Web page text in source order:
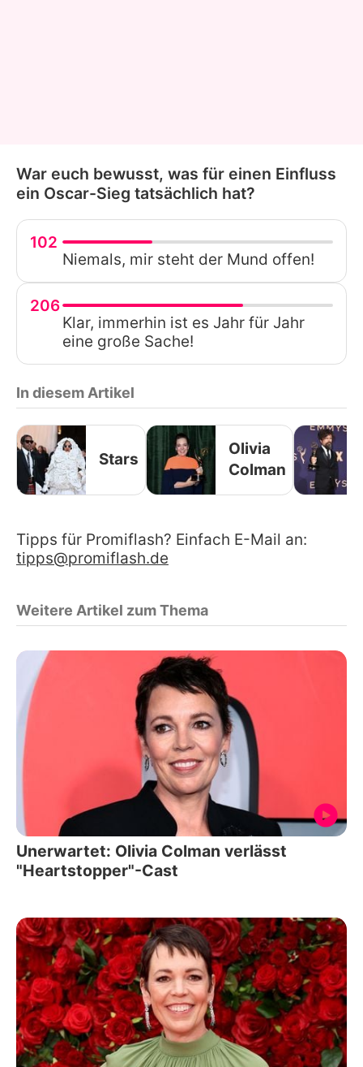
War euch bewusst, was für einen Einfluss
ein Oscar-Sieg tatsächlich hat?
102
Niemals, mir steht der Mund offen!
206
Klar, immerhin ist es Jahr für Jahr
eine große Sache!
In diesem Artikel
Stars
Olivia
Colman
Tipps für Promiflash? Einfach E-Mail an:
tipps@promiflash.de
Weitere Artikel zum Thema
Unerwartet: Olivia Colman verlässt
"Heartstopper"-Cast